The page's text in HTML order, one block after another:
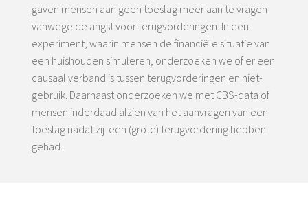
gaven mensen aan geen toeslag meer aan te vragen
vanwege de angst voor terugvorderingen. In een
experiment, waarin mensen de financiële situatie van
een huishouden simuleren, onderzoeken we of er een
causaal verband is tussen terugvorderingen en niet-
gebruik. Daarnaast onderzoeken we met CBS-data of
mensen inderdaad afzien van het aanvragen van een
toeslag nadat zij een (grote) terugvordering hebben
gehad.